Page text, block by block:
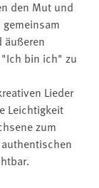
den Mut und
bin ich" zu
Lieder
Leichtigkeit
zum